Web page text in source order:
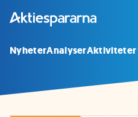
NyheterAnalyserAktiviteter